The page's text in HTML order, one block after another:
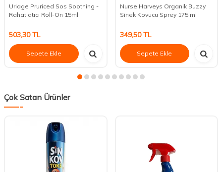
Uriage Pruriced Sos Soothing -
Rahatlatıcı Roll-On 15ml
503,30TL
Sepete Ekle
Nurse Harveys Organik Buzzy
Sinek Kovucu Sprey 175 ml
349,50TL
Sepete Ekle
Çok Satan Ürünler